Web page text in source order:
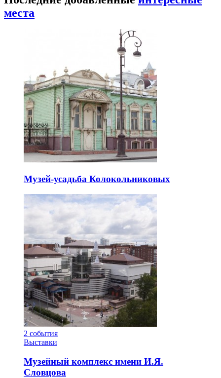
места
Музей-усадьба Колокольниковых
2 события
Выставки
Музейный комплекс имени И.Я.
Словцова